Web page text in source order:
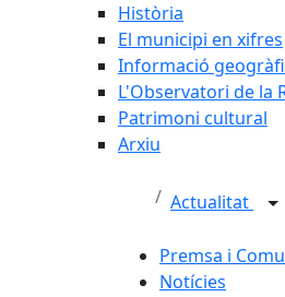
Història
El municipi en xifres
Informació
L'Observatori de la
Patrimoni cultural
Arxiu
Actualitat
Premsa i
Notícies